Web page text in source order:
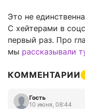
Это не
С хейтерами в
первый раз. Про
мы рассказывали
КОММЕНТАРИИ
Гость
10 июня, 08:44